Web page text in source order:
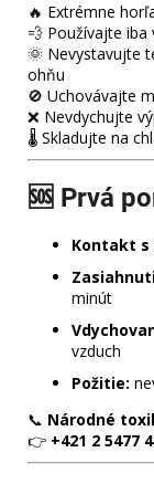
🔥 Extrémne
💨 Používajte
🌞 Nevystavujte
ohňu
🚫 Uchovávajte
❌ Nevdychujte
🌡️ Skladujte na
🆘 Prvá
Kontakt s
minút
vzduch
Požitie:
📞 Národné
👉 +421 2 5477